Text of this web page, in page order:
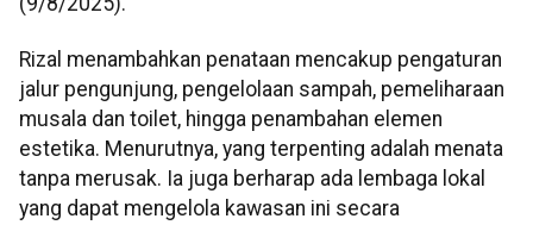
Rizal menambahkan penataan mencakup pengaturan
jalur pengunjung, pengelolaan sampah, pemeliharaan
musala dan toilet, hingga penambahan elemen
estetika. Menurutnya, yang terpenting adalah menata
tanpa merusak. Ia juga berharap ada lembaga lokal
yang dapat mengelola kawasan ini secara